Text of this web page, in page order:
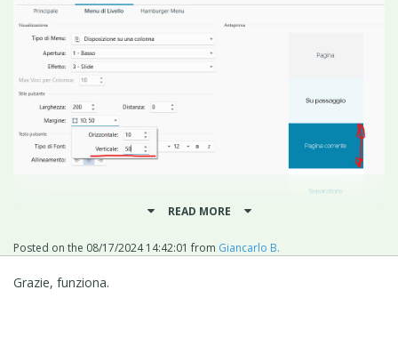
READ MORE
Posted on the 08/17/2024 14:42:01 from Giancarlo B.
Grazie, funziona.